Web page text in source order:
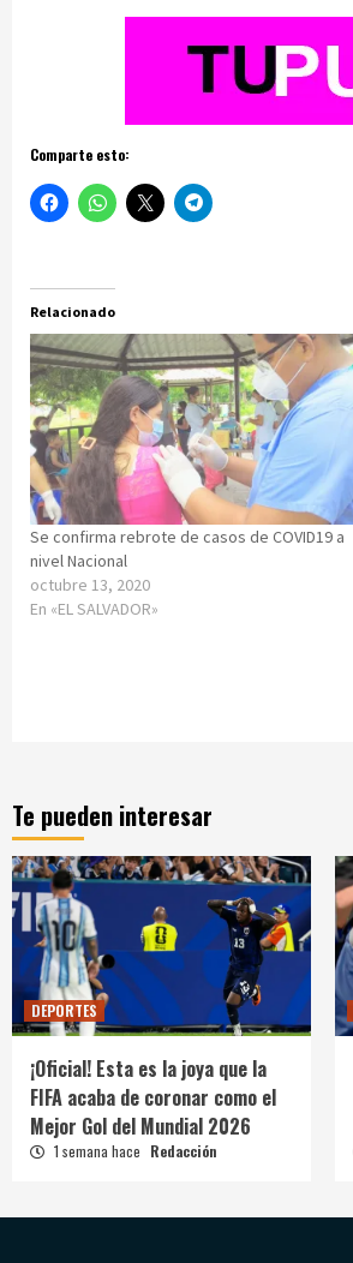
Comparte esto:
Relacionado
Se confirma rebrote de casos de COVID19 a
nivel Nacional
octubre 13, 2020
En «EL SALVADOR»
Te pueden interesar
DEPORTES
¡Oficial! Esta es la joya que la
FIFA acaba de coronar como el
Mejor Gol del Mundial 2026
1 semana hace Redacción